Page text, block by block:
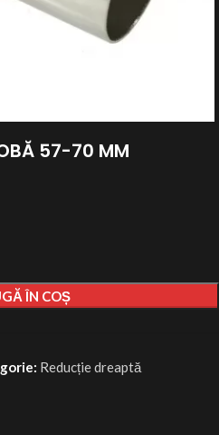
57-70 MM
ÎN COȘ
Reducție dreaptă